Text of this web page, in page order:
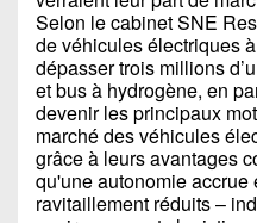
Selon le cabinet SNE
de véhicules électriques
dépasser trois millions
et bus à hydrogène, en
devenir les principaux
marché des véhicules
grâce à leurs avantages
qu'une autonomie accrue
ravitaillement réduits –